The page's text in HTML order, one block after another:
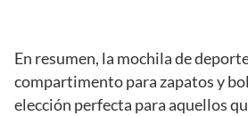
En resumen, la mochila de
compartimento para zapatos y
elección perfecta para aquellos